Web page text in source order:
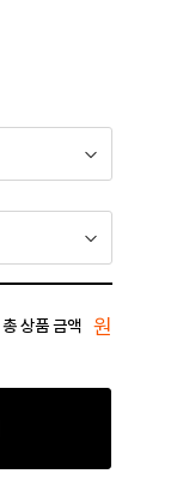
총 상품 금액 원